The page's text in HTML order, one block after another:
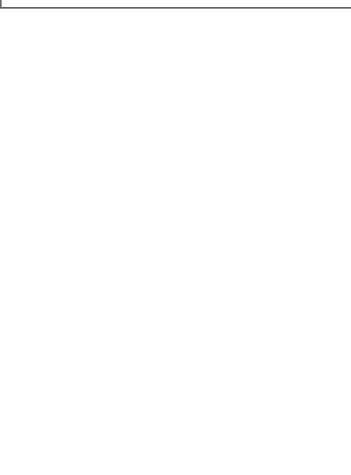
På 1177.se får du råd om hälsa och information om